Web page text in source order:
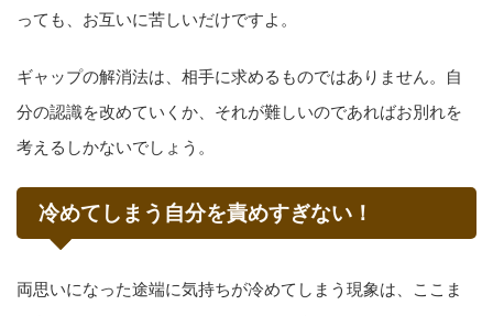
っても、お互いに苦しいだけですよ。
ギャップの解消法は、相手に求めるものではありません。自
分の認識を改めていくか、それが難しいのであればお別れを
考えるしかないでしょう。
冷めてしまう自分を責めすぎない！
両思いになった途端に気持ちが冷めてしまう現象は、ここま